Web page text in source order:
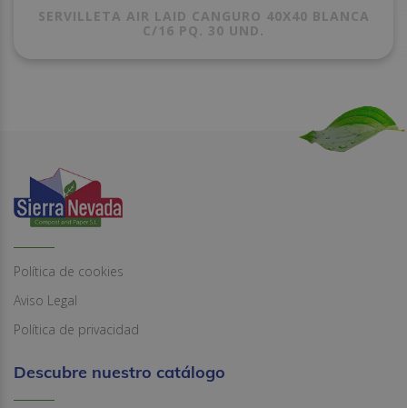
SERVILLETA AIR LAID CANGURO 40X40 BLANCA
C/16 PQ. 30 UND.
Política de cookies
Aviso Legal
Política de privacidad
Descubre nuestro catálogo